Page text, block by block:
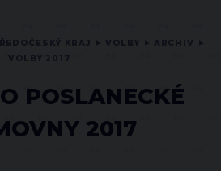
POSLANECKÉ
2017